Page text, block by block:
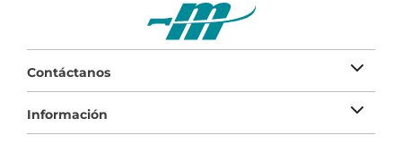
Contáctanos
Información